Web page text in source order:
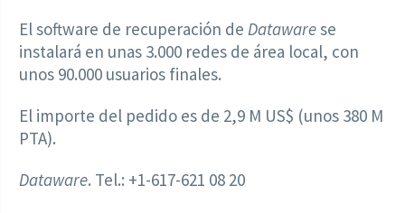
El software de recuperación de Datawarese
instalará en unas 3.000 redes de área local, con
unos 90.000 usuarios finales.
El importe del pedido es de 2,9 M US$ (unos 380 M
PTA).
Dataware. Tel.: +1-617-621 08 20